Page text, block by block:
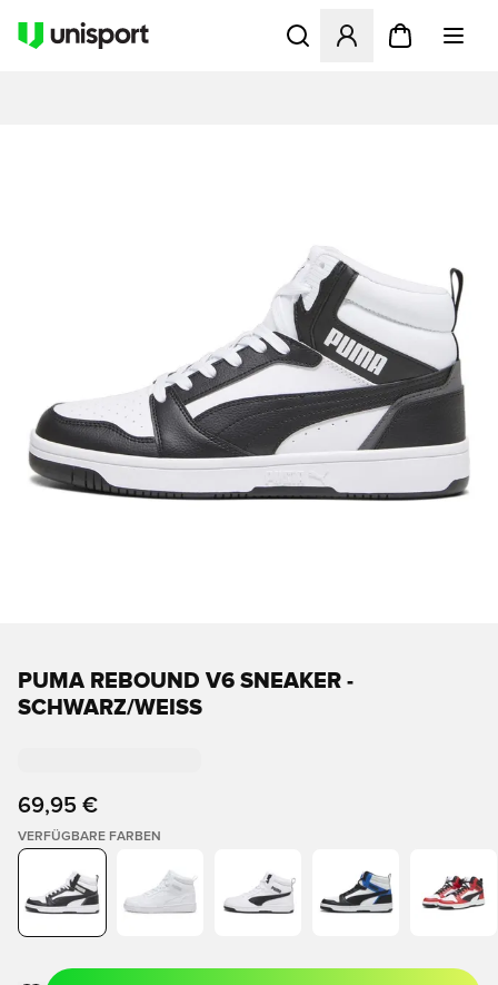
Öffnet ein neues Fenster
PUMA REBOUND V6 SNEAKER -
SCHWARZ/WEISS
69,95 €
VERFÜGBARE FARBEN